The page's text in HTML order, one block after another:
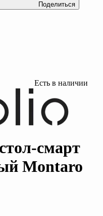
Поделиться
Есть в наличии
смарт
Montaro